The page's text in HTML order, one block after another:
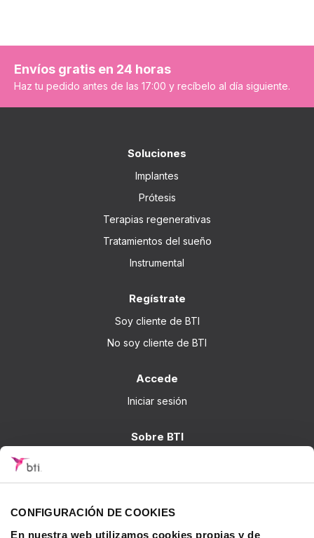
CONFIGURACIÓN DE COOKIES
En nuestra web utilizamos cookies propias y de
Envíos gratis en 24 horas
Haz tu pedido antes de las 17:00 y recíbelo al día siguiente.
Soluciones
Implantes
Prótesis
Terapias regenerativas
Tratamientos del sueño
Instrumental
Regístrate
Soy cliente de BTI
No soy cliente de BTI
Accede
Iniciar sesión
Sobre BTI
Soluciones BTI